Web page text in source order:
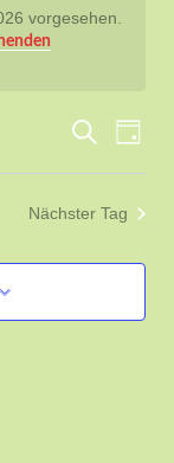
vorgesehen.
Suche
Tag
Nächster Tag